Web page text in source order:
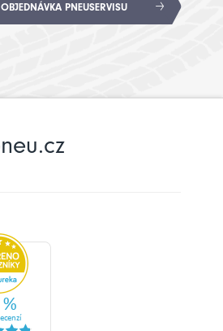
OBJEDNÁVKA PNEUSERVISU